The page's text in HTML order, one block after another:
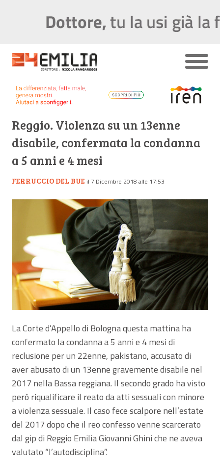
Reggio. Violenza su un 13enne
disabile, confermata la condanna
a 5 anni e 4 mesi
FERRUCCIO DEL BUE il 7 Dicembre 2018 alle 17:53
La Corte d’Appello di Bologna questa mattina ha
confermato la condanna a 5 anni e 4 mesi di
reclusione per un 22enne, pakistano, accusato di
aver abusato di un 13enne gravemente disabile nel
2017 nella Bassa reggiana. Il secondo grado ha visto
però riqualificare il reato da atti sessuali con minore
a violenza sessuale. Il caso fece scalpore nell’estate
del 2017 dopo che il reo confesso venne scarcerato
dal gip di Reggio Emilia Giovanni Ghini che ne aveva
valutato “l’autodisciplina”.